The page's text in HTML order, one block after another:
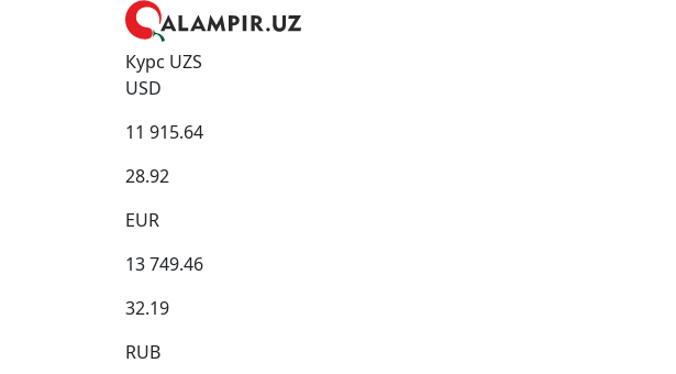
Курс UZS
USD
11 915.64
28.92
EUR
13 749.46
32.19
RUB